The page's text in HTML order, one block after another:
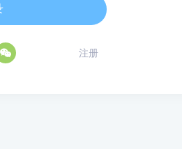
 注册